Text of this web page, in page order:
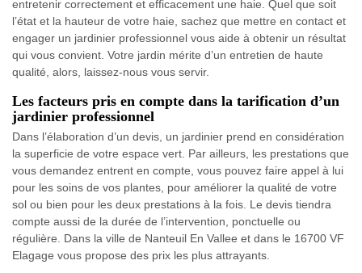
entretenir correctement et efficacement une haie. Quel que soit
l’état et la hauteur de votre haie, sachez que mettre en contact et
engager un jardinier professionnel vous aide à obtenir un résultat
qui vous convient. Votre jardin mérite d’un entretien de haute
qualité, alors, laissez-nous vous servir.
Les facteurs pris en compte dans la tarification d’un
jardinier professionnel
Dans l’élaboration d’un devis, un jardinier prend en considération
la superficie de votre espace vert. Par ailleurs, les prestations que
vous demandez entrent en compte, vous pouvez faire appel à lui
pour les soins de vos plantes, pour améliorer la qualité de votre
sol ou bien pour les deux prestations à la fois. Le devis tiendra
compte aussi de la durée de l’intervention, ponctuelle ou
régulière. Dans la ville de Nanteuil En Vallee et dans le 16700 VF
Elagage vous propose des prix les plus attrayants.